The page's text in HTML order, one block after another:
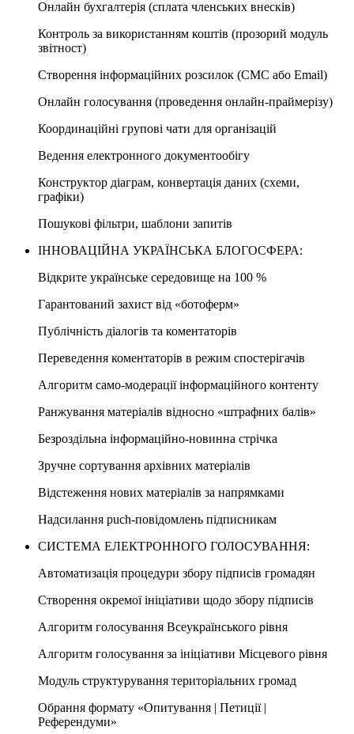
Онлайн бухгалтерія (сплата членських внесків)
Контроль за використанням коштів (прозорий модуль
звітност)
Створення інформаційних розсилок (CMC або Email)
Онлайн голосування (проведення онлайн-праймерізу)
Координаційні групові чати для організацій
Ведення електронного документообігу
Конструктор діаграм, конвертація даних (схеми,
графіки)
Пошукові фільтри, шаблони запитів
ІННОВАЦІЙНА УКРАЇНСЬКА БЛОГОСФЕРА:
Відкрите українське середовище на 100 %
Гарантований захист від «ботоферм»
Публічність діалогів та коментаторів
Переведення коментаторів в режим спостерігачів
Алгоритм само-модерації інформаційного контенту
Ранжування матеріалів відносно «штрафних балів»
Безроздільна інформаційно-новинна стрічка
Зручне сортування архівних матеріалів
Відстеження нових матеріалів за напрямками
Надсилання puch-повідомлень підписникам
СИСТЕМА ЕЛЕКТРОННОГО ГОЛОСУВАННЯ:
Автоматизація процедури збору підписів громадян
Створення окремої ініціативи щодо збору підписів
Алгоритм голосування Всеукраїнського рівня
Алгоритм голосування за ініціативи Місцевого рівня
Модуль структурування територіальних громад
Обрання формату «Опитування | Петиції |
Референдуми»